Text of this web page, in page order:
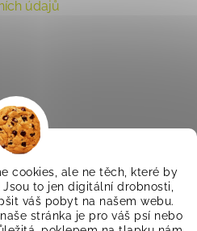
cookies, ale ne těch, které by
to jen digitální drobnosti,
váš pobyt na našem webu.
stránka je pro váš psí nebo
údajů